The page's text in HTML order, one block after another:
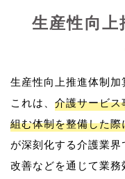
生産性向上
生産性向上推進体制加
これは、 介護サービス
組む体制を整備した
が深刻化する介護業
改善などを通じて業